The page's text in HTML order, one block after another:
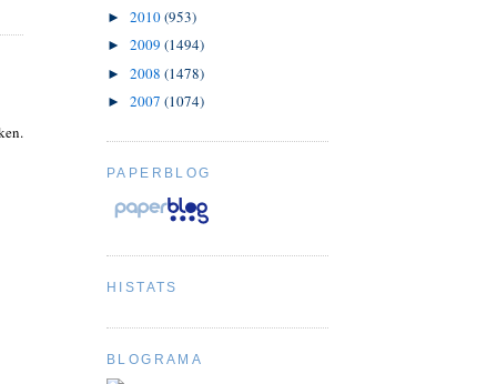
► 2010(953)
► 2009 (1494)
► 2008 (1478)
► 2007 (1074)
PAPERBLOG
HISTATS
BLOGRAMA